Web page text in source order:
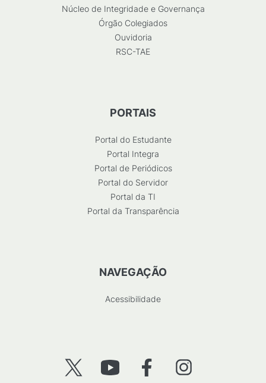
Núcleo de Integridade e Governança
Órgão Colegiados
Ouvidoria
RSC-TAE
PORTAIS
Portal do Estudante
Portal Integra
Portal de Periódicos
Portal do Servidor
Portal da TI
Portal da Transparência
NAVEGAÇÃO
Acessibilidade